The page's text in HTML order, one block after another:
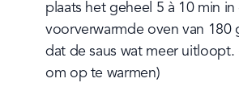
plaats het geheel 5 à 10 min in
voorverwarmde oven van 180
dat de saus wat meer uitloopt.
om op te warmen)